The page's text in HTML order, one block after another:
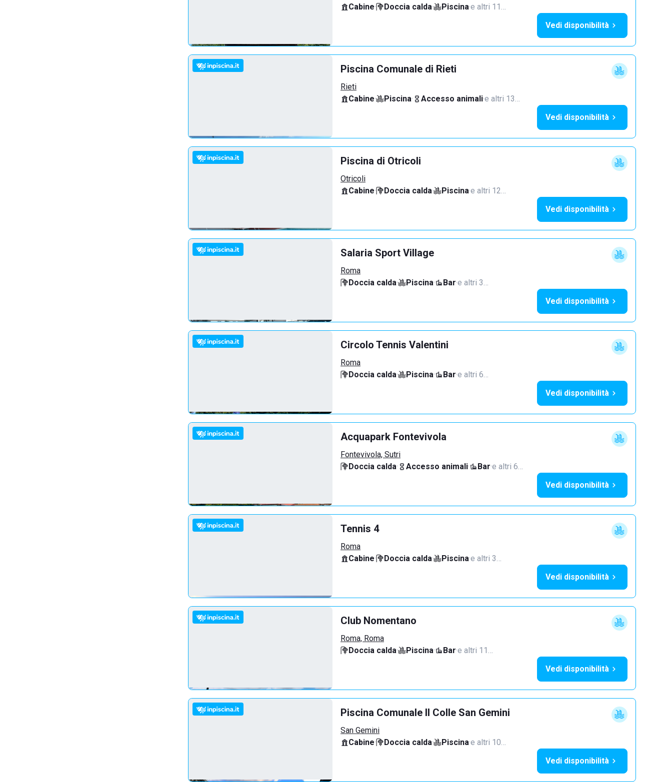
Cabine· Doccia calda· Piscina·e altri 11…
Vedi disponibilità
Piscina Comunale di Rieti
Rieti
Cabine· Piscina· Accesso animali·e altri 13…
Vedi disponibilità
Piscina di Otricoli
Otricoli
Cabine· Doccia calda· Piscina·e altri 12…
Vedi disponibilità
Salaria Sport Village
Roma
Doccia calda· Piscina· Bar·e altri 3…
Vedi disponibilità
Circolo Tennis Valentini
Roma
Doccia calda· Piscina· Bar·e altri 6…
Vedi disponibilità
Acquapark Fontevivola
Fontevivola, Sutri
Doccia calda· Accesso animali· Bar·e altri 6…
Vedi disponibilità
Tennis 4
Roma
Cabine· Doccia calda· Piscina·e altri 3…
Vedi disponibilità
Club Nomentano
Roma, Roma
Doccia calda· Piscina· Bar·e altri 11…
Vedi disponibilità
Piscina Comunale Il Colle San Gemini
San Gemini
Cabine· Doccia calda· Piscina·e altri 10…
Vedi disponibilità